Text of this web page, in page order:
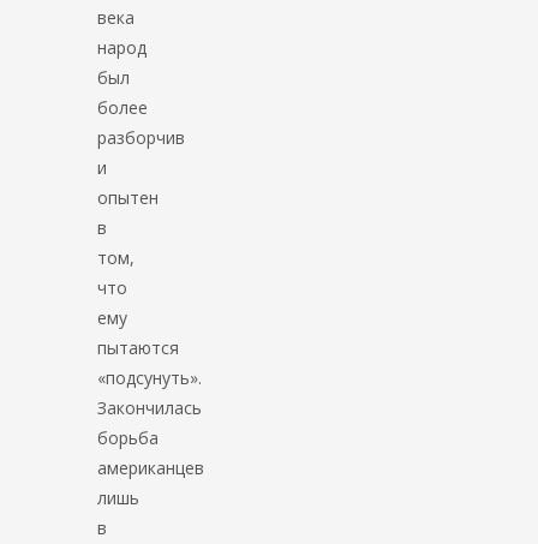
века
народ
был
более
разборчив
и
опытен
в
том,
что
ему
пытаются
«подсунуть».
Закончилась
борьба
американцев
лишь
в